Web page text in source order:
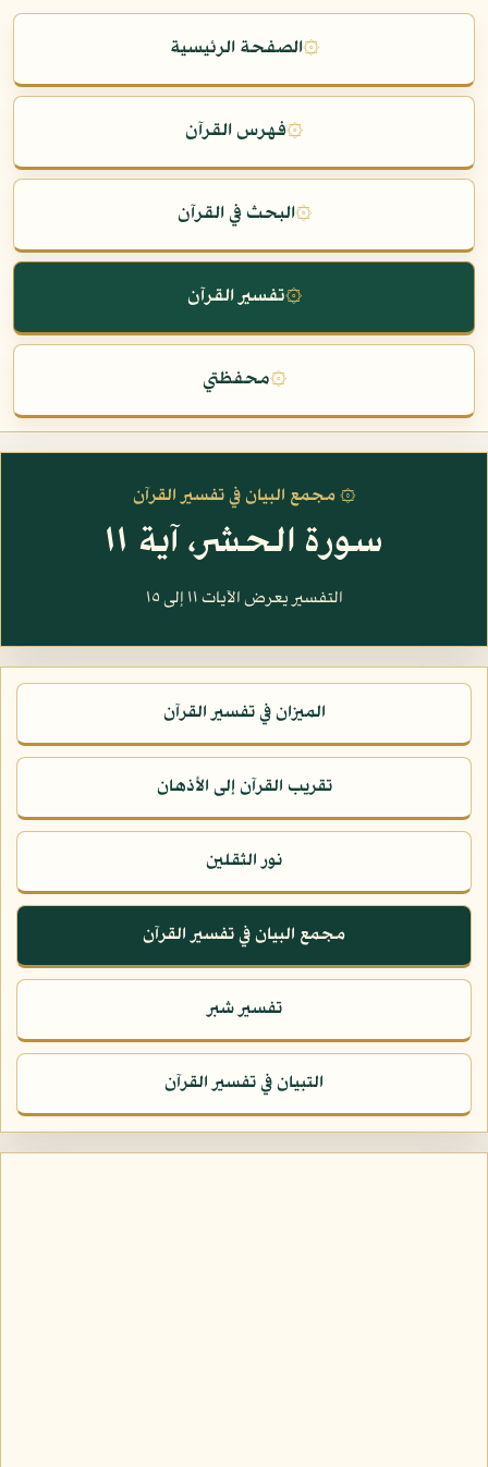
۞الصفحة الرئيسية
۞فهرس القرآن
۞البحث في القرآن
۞تفسير القرآن
۞محفظتي
۞ مجمع البيان في تفسير القرآن
سورة الحشر، آية ١١
التفسير يعرض الآيات ١١ إلى ١٥
الميزان في تفسير القرآن
تقريب القرآن إلى الأذهان
نور الثقلين
مجمع البيان في تفسير القرآن
تفسير شبر
التبيان في تفسير القرآن